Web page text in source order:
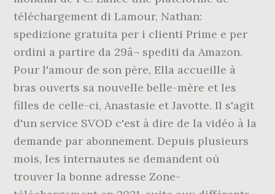
téléchargement di Lamour, Nathan:
spedizione gratuita per i clienti Prime e per
ordini a partire da 29â¬ spediti da Amazon.
Pour l'amour de son père, Ella accueille à
bras ouverts sa nouvelle belle-mère et les
filles de celle-ci, Anastasie et Javotte. Il s'agit
d'un service SVOD c'est à dire de la vidéo à la
demande par abonnement. Depuis plusieurs
mois, les internautes se demandent où
trouver la bonne adresse Zone-